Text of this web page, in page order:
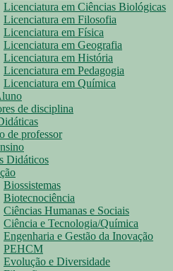
Licenciatura em Ciências Biológicas
Licenciatura em Filosofia
Licenciatura em Física
Licenciatura em Geografia
Licenciatura em História
Licenciatura em Pedagogia
Licenciatura em Química
de disciplina
de professor
Didáticos
Biossistemas
Biotecnociência
Ciências Humanas e Sociais
Ciência e Tecnologia/Química
Engenharia e Gestão da Inovação
PEHCM
Evolução e Diversidade